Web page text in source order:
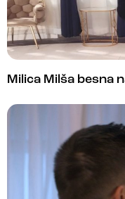
Milica Milša besna